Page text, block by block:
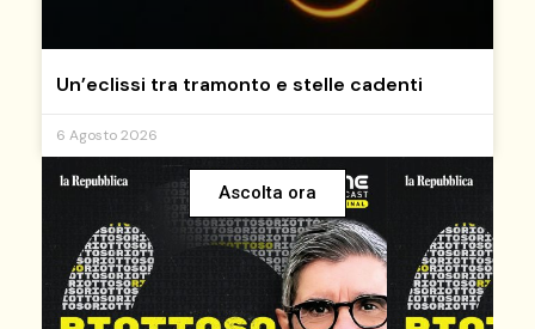
Un’eclissi tra tramonto e stelle cadenti
6 Agosto 2026
Ascolta ora